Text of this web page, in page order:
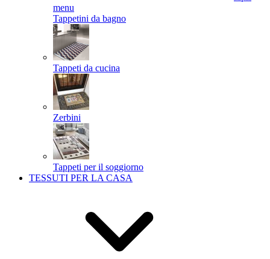
menu
Tappetini da bagno
Tappeti da cucina
Zerbini
Tappeti per il soggiorno
TESSUTI PER LA CASA